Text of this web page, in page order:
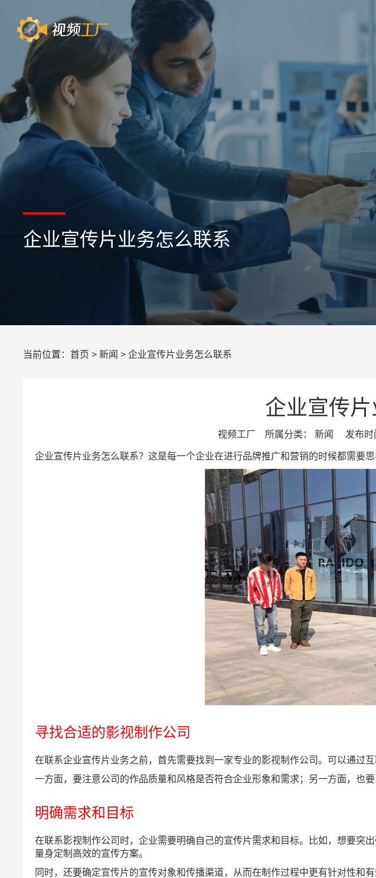
企业宣传片业务怎么联系
当前位置： 首页 > 新闻 > 企业宣传片业务怎么联系
企业宣传
视频工厂 所属分类： 新闻 发布时
企业宣传片业务怎么联系？这是每一个企业在进行品牌推广和营销的时候都需要
寻找合适的影视制作公司
在联系企业宣传片业务之前，首先需要找到一家专业的影视制作公司。可以通过
一方面，要注意公司的作品质量和风格是否符合企业形象和需求；另一方面，也
明确需求和目标
在联系影视制作公司时，企业需要明确自己的宣传片需求和目标。比如，想要突
量身定制高效的宣传方案。
同时，还要确定宣传片的宣传对象和传播渠道，从而在制作过程中更有针对性和有